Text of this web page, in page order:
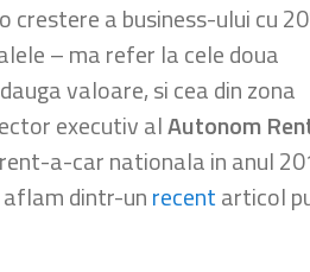
a business-ului cu
– ma refer la cele doua
valoare, si cea din zona
executiv alAutonom
a-car nationala in anul
aflam dintr-unrecentarticol